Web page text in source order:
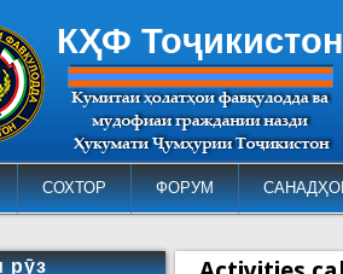
КҲФ Тоҷикистон
СОХТОР ФОРУМ
рӯз